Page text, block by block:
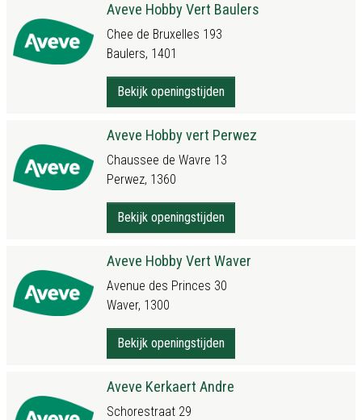
Aveve Hobby Vert Baulers
Chee de Bruxelles 193
Baulers, 1401
Bekijk openingstijden
Aveve Hobby vert Perwez
Chaussee de Wavre 13
Perwez, 1360
Bekijk openingstijden
Aveve Hobby Vert Waver
Avenue des Princes 30
Waver, 1300
Bekijk openingstijden
Aveve Kerkaert Andre
Schorestraat 29